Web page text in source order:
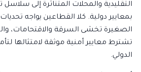
التقليدية والمحلات المتناثرة إلى
بمعايير دولية. كلا القطاعين يواجه
الصغيرة تخشى السرقة والاقتحامات،
تشترط معايير أمنية موثقة لامتثالها
الدولي.